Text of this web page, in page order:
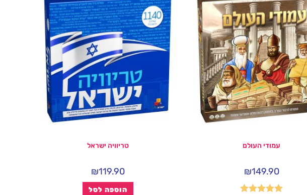
עמודי העולם
₪149.90
טריוויה ישראל
₪119.90
הוספה לסל